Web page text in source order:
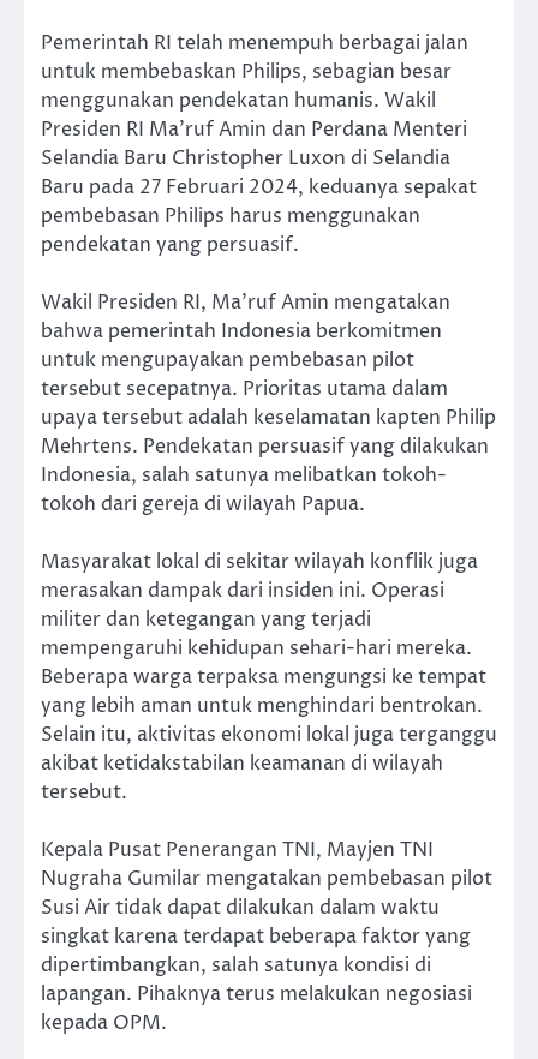
Pemerintah RI telah menempuh berbagai jalan
untuk membebaskan Philips, sebagian besar
menggunakan pendekatan humanis. Wakil
Presiden RI Ma’ruf Amin dan Perdana Menteri
Selandia Baru Christopher Luxon di Selandia
Baru pada 27 Februari 2024, keduanya sepakat
pembebasan Philips harus menggunakan
pendekatan yang persuasif.
Wakil Presiden RI, Ma’ruf Amin mengatakan
bahwa pemerintah Indonesia berkomitmen
untuk mengupayakan pembebasan pilot
tersebut secepatnya. Prioritas utama dalam
upaya tersebut adalah keselamatan kapten Philip
Mehrtens. Pendekatan persuasif yang dilakukan
Indonesia, salah satunya melibatkan tokoh-
tokoh dari gereja di wilayah Papua.
Masyarakat lokal di sekitar wilayah konflik juga
merasakan dampak dari insiden ini. Operasi
militer dan ketegangan yang terjadi
mempengaruhi kehidupan sehari-hari mereka.
Beberapa warga terpaksa mengungsi ke tempat
yang lebih aman untuk menghindari bentrokan.
Selain itu, aktivitas ekonomi lokal juga terganggu
akibat ketidakstabilan keamanan di wilayah
tersebut.
Kepala Pusat Penerangan TNI, Mayjen TNI
Nugraha Gumilar mengatakan pembebasan pilot
Susi Air tidak dapat dilakukan dalam waktu
singkat karena terdapat beberapa faktor yang
dipertimbangkan, salah satunya kondisi di
lapangan. Pihaknya terus melakukan negosiasi
kepada OPM.